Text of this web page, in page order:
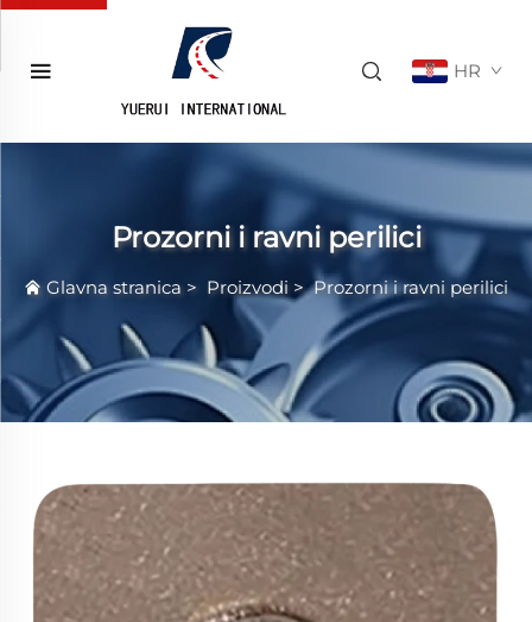
HR
Prozorni i ravni perilici
Glavna stranica > Proizvodi >Prozorni i ravni perilici